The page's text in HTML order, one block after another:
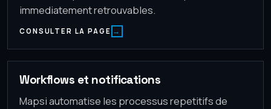
immediatement retrouvables.
CONSULTER LA PAGE
Workflows et notifications
Mapsi automatise les processus repetitifs de